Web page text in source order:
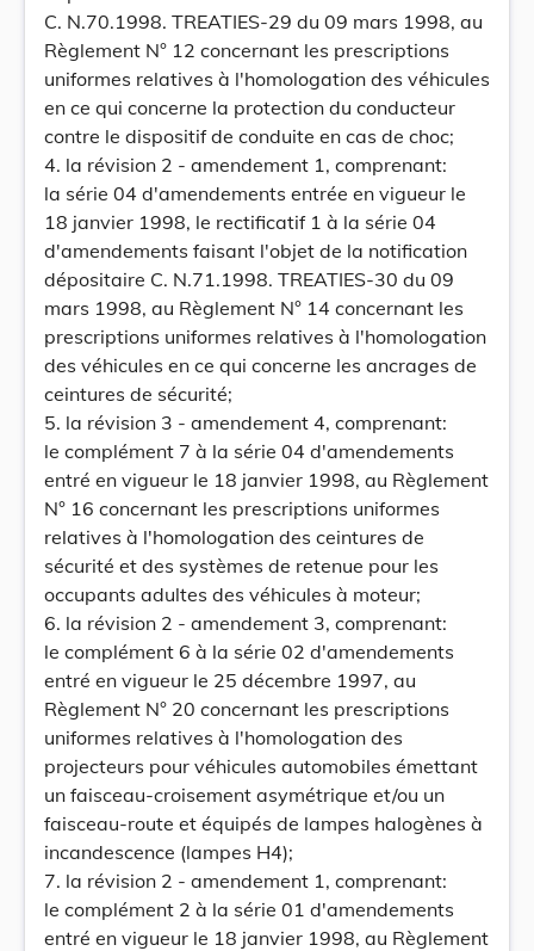
C. N.70.1998. TREATIES-29 du 09 mars 1998, au
Règlement N° 12 concernant les prescriptions
uniformes relatives à l'homologation des véhicules
en ce qui concerne la protection du conducteur
contre le dispositif de conduite en cas de choc;
4. la révision 2 - amendement 1, comprenant:
la série 04 d'amendements entrée en vigueur le
18 janvier 1998, le rectificatif 1 à la série 04
d'amendements faisant l'objet de la notification
dépositaire C. N.71.1998. TREATIES-30 du 09
mars 1998, au Règlement N° 14 concernant les
prescriptions uniformes relatives à l'homologation
des véhicules en ce qui concerne les ancrages de
ceintures de sécurité;
5. la révision 3 - amendement 4, comprenant:
le complément 7 à la série 04 d'amendements
entré en vigueur le 18 janvier 1998, au Règlement
N° 16 concernant les prescriptions uniformes
relatives à l'homologation des ceintures de
sécurité et des systèmes de retenue pour les
occupants adultes des véhicules à moteur;
6. la révision 2 - amendement 3, comprenant:
le complément 6 à la série 02 d'amendements
entré en vigueur le 25 décembre 1997, au
Règlement N° 20 concernant les prescriptions
uniformes relatives à l'homologation des
projecteurs pour véhicules automobiles émettant
un faisceau-croisement asymétrique et/ou un
faisceau-route et équipés de lampes halogènes à
incandescence (lampes H4);
7. la révision 2 - amendement 1, comprenant:
le complément 2 à la série 01 d'amendements
entré en vigueur le 18 janvier 1998, au Règlement